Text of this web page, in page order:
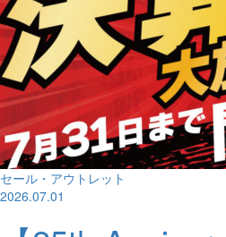
セール・アウトレット
2026.07.01